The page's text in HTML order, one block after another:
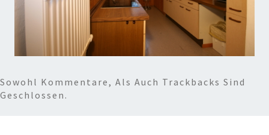
Sowohl Kommentare, Als Auch Trackbacks Sind
Geschlossen.